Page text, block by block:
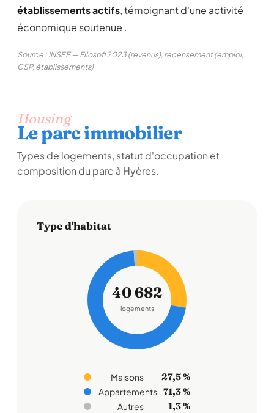
établissements actifs, témoignant d'une activité
économique soutenue .
Source : INSEE — Filosofi 2023 (revenus), recensement (emploi,
CSP, établissements)
Housing
Le parc immobilier
Types de logements, statut d'occupation et
composition du parc à Hyères.
Type d'habitat
40 682
logements
Maisons 27,5 %
Appartements 71,3 %
Autres 1,3 %